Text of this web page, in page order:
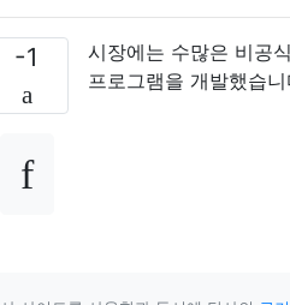
-1
시장에는 수많은 비공
프로그램을 개발했습